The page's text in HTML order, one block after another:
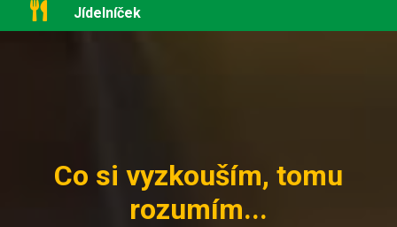
Jídelníček
Co si vyzkouším, tomu
rozumím...